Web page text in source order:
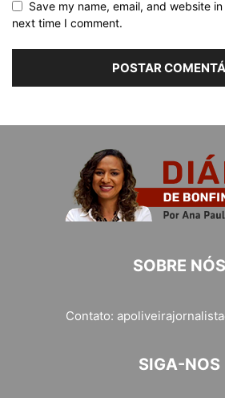
Save my name, email, and website
next time I comment.
SOBRE NÓS
Contato:
SIGA-NOS